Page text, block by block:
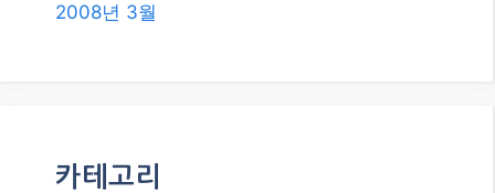
2008년 3월
카테고리